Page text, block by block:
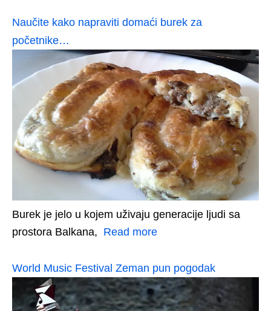
Naučite kako napraviti domaći burek za
početnike…
Burek je jelo u kojem uživaju generacije ljudi sa
prostora Balkana, Read more
World Music Festival Zeman pun pogodak